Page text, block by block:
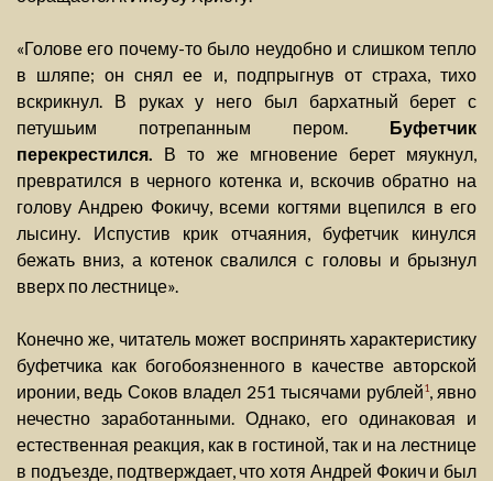
«Голове его почему-то было неудобно и слишком тепло
в шляпе; он снял ее и, подпрыгнув от страха, тихо
вскрикнул. В руках у него был бархатный берет с
петушьим потрепанным пером. Буфетчик
перекрестился. В то же мгновение берет мяукнул,
превратился в черного котенка и, вскочив обратно на
голову Андрею Фокичу, всеми когтями вцепился в его
лысину. Испустив крик отчаяния, буфетчик кинулся
бежать вниз, а котенок свалился с головы и брызнул
вверх по лестнице».
Конечно же, читатель может воспринять характеристику
буфетчика как богобоязненного в качестве авторской
иронии, ведь Соков владел 251 тысячами рублей1, явно
нечестно заработанными. Однако, его одинаковая и
естественная реакция, как в гостиной, так и на лестнице
в подъезде, подтверждает, что хотя Андрей Фокич и был